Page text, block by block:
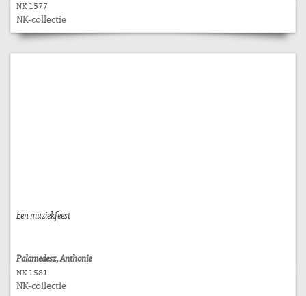
NK 1577
NK-collectie
Een muziekfeest
Palamedesz, Anthonie
NK 1581
NK-collectie